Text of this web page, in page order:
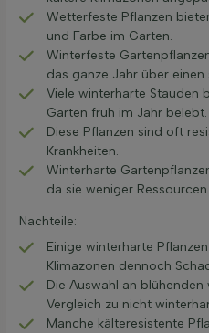
Wetterfeste Pflanzen
und Farbe im Garten.
Winterfeste
das ganze Jahr über
Viele winterharte Stauden
Garten früh im Jahr belebt.
Diese Pflanzen sind oft
Krankheiten.
Winterharte
da sie weniger
Nachteile:
Einige winterharte
Klimazonen dennoch
Die Auswahl an
Vergleich zu nicht
Manche kälteresistente